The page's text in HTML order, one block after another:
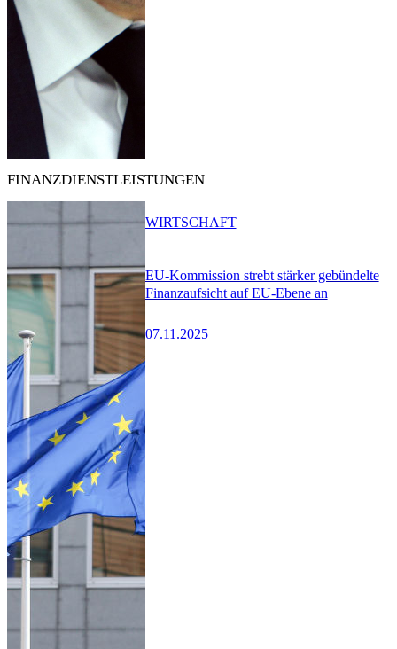
FINANZDIENSTLEISTUNGEN
EU-Kommission strebt stärker gebündelte
Finanzaufsicht auf EU-Ebene an
07.11.2025
WIRTSCHAFT